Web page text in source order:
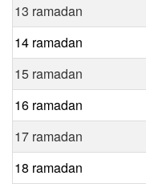
13 ramadan
14 ramadan
15 ramadan
16 ramadan
17 ramadan
18 ramadan